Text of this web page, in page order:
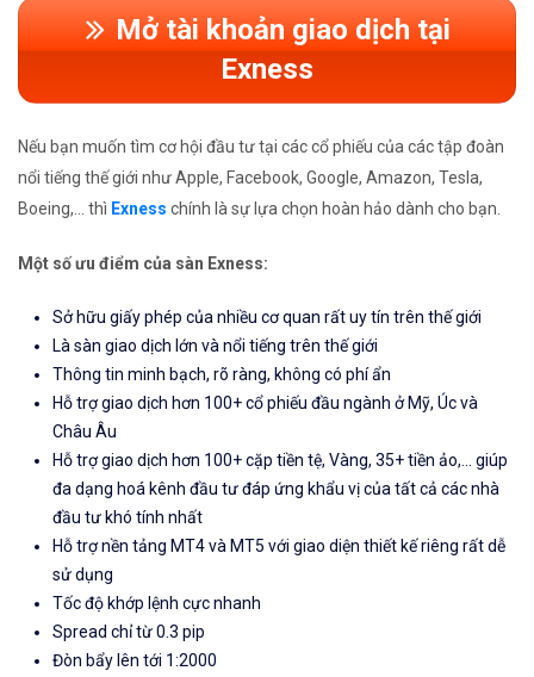
Mở tài khoản giao dịch tại
Exness
Nếu bạn muốn tìm cơ hội đầu tư tại các cổ phiếu của các tập đoàn
nổi tiếng thế giới như Apple, Facebook, Google, Amazon, Tesla,
Boeing,... thì Exness chính là sự lựa chọn hoàn hảo dành cho bạn.
Một số ưu điểm của sàn Exness:
Sở hữu giấy phép của nhiều cơ quan rất uy tín trên thế giới
Là sàn giao dịch lớn và nổi tiếng trên thế giới
Thông tin minh bạch, rõ ràng, không có phí ẩn
Hỗ trợ giao dịch hơn 100+ cổ phiếu đầu ngành ở Mỹ, Úc và
Châu Âu
Hỗ trợ giao dịch hơn 100+ cặp tiền tệ, Vàng, 35+ tiền ảo,... giúp
đa dạng hoá kênh đầu tư đáp ứng khẩu vị của tất cả các nhà
đầu tư khó tính nhất
Hỗ trợ nền tảng MT4 và MT5 với giao diện thiết kế riêng rất dễ
sử dụng
Tốc độ khớp lệnh cực nhanh
Spread chỉ từ 0.3 pip
Đòn bẩy lên tới 1:2000